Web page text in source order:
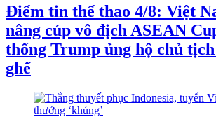
Điểm tin thể thao 4/8: Việt
nâng cúp vô địch ASEAN
thống Trump ủng hộ chủ
ghế